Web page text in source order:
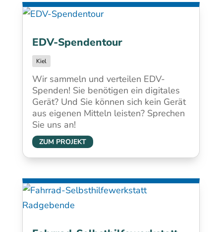
EDV-Spendentour
Kiel
Wir sammeln und verteilen EDV-
Spenden! Sie benötigen ein digitales
Gerät? Und Sie können sich kein Gerät
aus eigenen Mitteln leisten? Sprechen
Sie uns an!
ZUM PROJEKT